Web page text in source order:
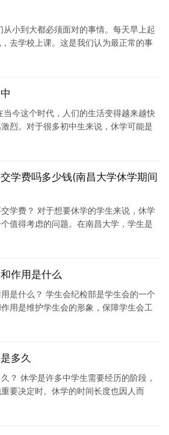
小到大都必须面对的事情。每天早上起
去学校上课。这是我们认为最正常的事
今这个时代，人们的生活变得越来越快
烈。对于很多初中生来说，休学可能是
学费吗多少钱(南昌大学休学期间
学费？ 对于想要休学的学生来说，休学
值得考虑的问题。在南昌大学，学生是
作用是什么
是什么？ 学生会纪检部是学生会的一个
用是维护学生会的形象，保障学生会工
多久
？ 休学是许多中学生需要经历的阶段，
要决定时。休学的时间长度也因人而